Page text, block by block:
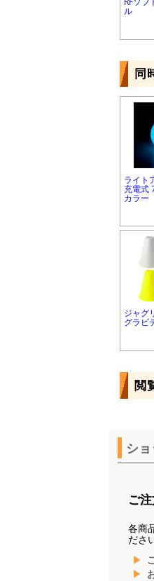
ル
同
ライト
充電式
カラー
ジャグ
グラビ
閲
シ
ご
各商
ださ